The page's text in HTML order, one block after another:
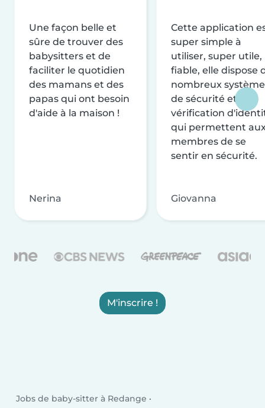
Une façon belle et
sûre de trouver des
babysitters et de
faciliter le quotidien
des mamans et des
papas qui ont besoin
d'aide à la maison !
Nerina
Cette application
super simple à
utiliser, super utile,
fiable, elle dispose
nombreux
de sécurité et de
vérification
qui permettent
membres de se
sentir en sécurité.
Giovanna
M'inscrire !
Jobs de baby-sitter à Redange